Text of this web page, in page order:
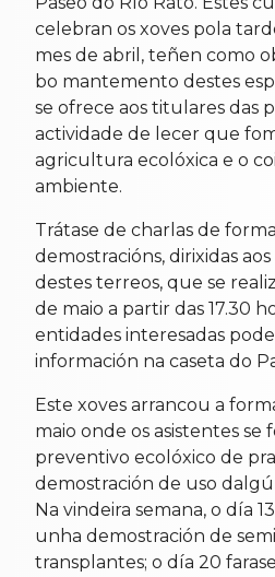
celebran os xoves pola
mes de abril, teñen como
bo mantemento destes
se ofrece aos titulares das
actividade de lecer que
agricultura ecolóxica e o
ambiente.
Trátase de charlas de
demostracións, dirixidas
destes terreos, que se
de maio a partir das 17.30
entidades interesadas
información na caseta do
Este xoves arrancou a
maio onde os asistentes se
preventivo ecolóxico de
demostración de uso
Na vindeira semana, o día
unha demostración de
transplantes; o día 20